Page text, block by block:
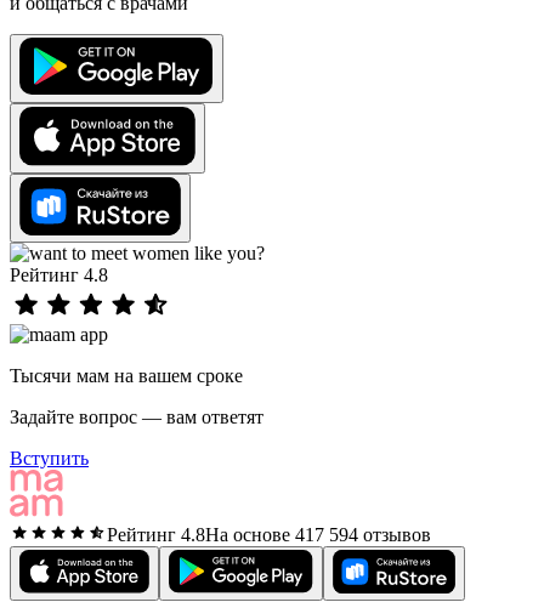
Рейтинг 4.8
Тысячи мам на вашем сроке
Задайте вопрос — вам ответят
Вступить
Рейтинг 4.8На основе 417 594 отзывов